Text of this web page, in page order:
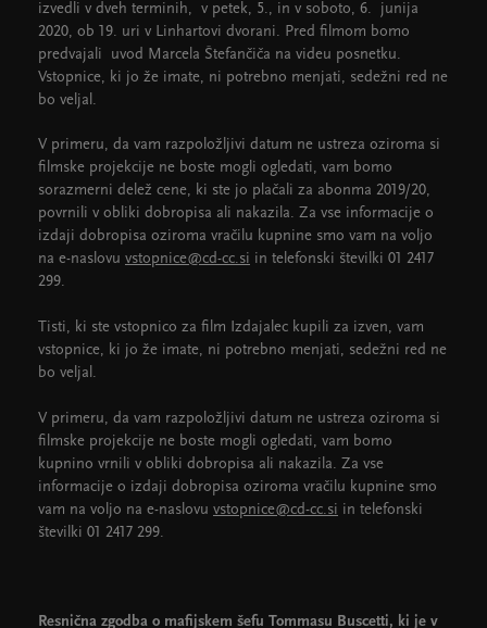
izvedli v dveh terminih, v petek, 5., in v soboto, 6. junija
2020, ob 19. uri v Linhartovi dvorani. Pred filmom bomo
predvajali uvod Marcela Štefančiča na videu posnetku.
Vstopnice, ki jo že imate, ni potrebno menjati, sedežni red ne
bo veljal.
V primeru, da vam razpoložljivi datum ne ustreza oziroma si
filmske projekcije ne boste mogli ogledati, vam bomo
sorazmerni delež cene, ki ste jo plačali za abonma 2019/20,
povrnili v obliki dobropisa ali nakazila. Za vse informacije o
izdaji dobropisa oziroma vračilu kupnine smo vam na voljo
na e-naslovu vstopnice@cd-cc.si in telefonski številki 01 2417
299.
Tisti, ki ste vstopnico za film Izdajalec kupili za izven, vam
vstopnice, ki jo že imate, ni potrebno menjati, sedežni red ne
bo veljal.
V primeru, da vam razpoložljivi datum ne ustreza oziroma si
filmske projekcije ne boste mogli ogledati, vam bomo
kupnino vrnili v obliki dobropisa ali nakazila. Za vse
informacije o izdaji dobropisa oziroma vračilu kupnine smo
vam na voljo na e-naslovu vstopnice@cd-cc.si in telefonski
številki 01 2417 299.
Resnična zgodba o mafijskem šefu Tommasu Buscetti, ki je v